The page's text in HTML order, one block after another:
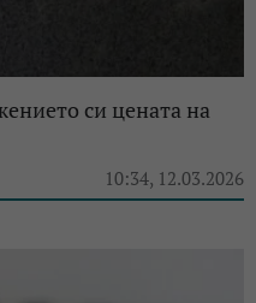
си цената на
10:34, 12.03.2026